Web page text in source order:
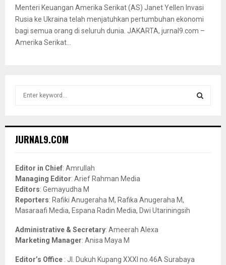
Menteri Keuangan Amerika Serikat (AS) Janet Yellen Invasi
Rusia ke Ukraina telah menjatuhkan pertumbuhan ekonomi
bagi semua orang di seluruh dunia. JAKARTA, jurnal9.com –
Amerika Serikat...
h
o
r
:
JURNAL9.COM
Editor in Chief: Amrullah
Managing Editor: Arief Rahman Media
Editors: Gemayudha M
Reporters: Rafiki Anugeraha M, Rafika Anugeraha M,
Masaraafi Media, Espana Radin Media, Dwi Utariningsih
Administrative & Secretary: Ameerah Alexa
Marketing Manager: Anisa Maya M
Editor’s Office : Jl. Dukuh Kupang XXXI no.46A Surabaya